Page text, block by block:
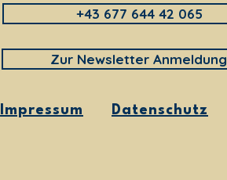
+43 677 644 42 065
Zur Newsletter Anmeldung
Impressum Datenschutz